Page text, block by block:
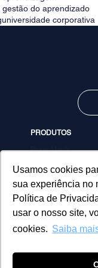
Usamos cookies
sua experiência no
Política de
usar o nosso site,
cookies. Saiba
do aprendizado
universidade corporativa
PRODUTOS
PowerMinds
Estúdio de
MicroPower Classes
Consultoria